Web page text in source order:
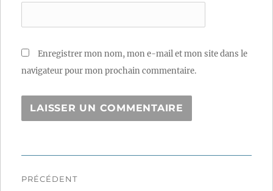
Enregistrer mon nom, mon e-mail et mon site dans le
navigateur pour mon prochain commentaire.
PRÉCÉDENT